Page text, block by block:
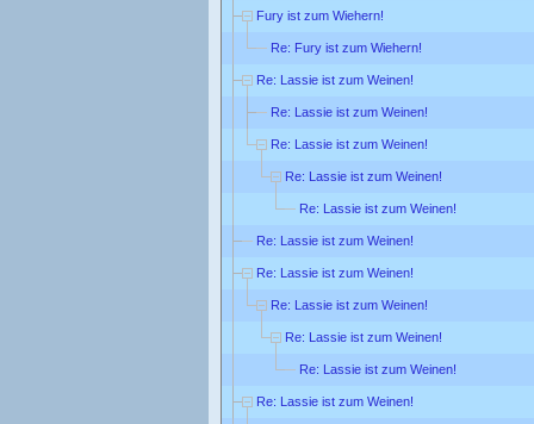
Fury ist zum Wiehern!
Re: Fury ist zum Wiehern!
Re: Lassie ist zum Weinen!
Re: Lassie ist zum Weinen!
Re: Lassie ist zum Weinen!
Re: Lassie ist zum Weinen!
Re: Lassie ist zum Weinen!
Re: Lassie ist zum Weinen!
Re: Lassie ist zum Weinen!
Re: Lassie ist zum Weinen!
Re: Lassie ist zum Weinen!
Re: Lassie ist zum Weinen!
Re: Lassie ist zum Weinen!